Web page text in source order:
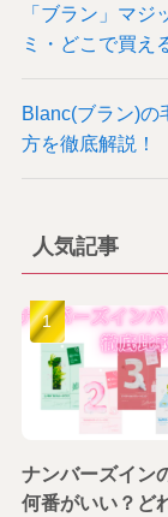
「ブラン」マ
ミ・どこで買え
Blanc(ブラン)の
方を徹底解説！
人気記事
ナンバーズイン
何番がいい？ど